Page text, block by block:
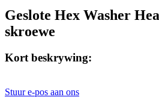
Geslote Hex Washer
skroewe
Kort beskrywing:
Stuur e-pos aan ons